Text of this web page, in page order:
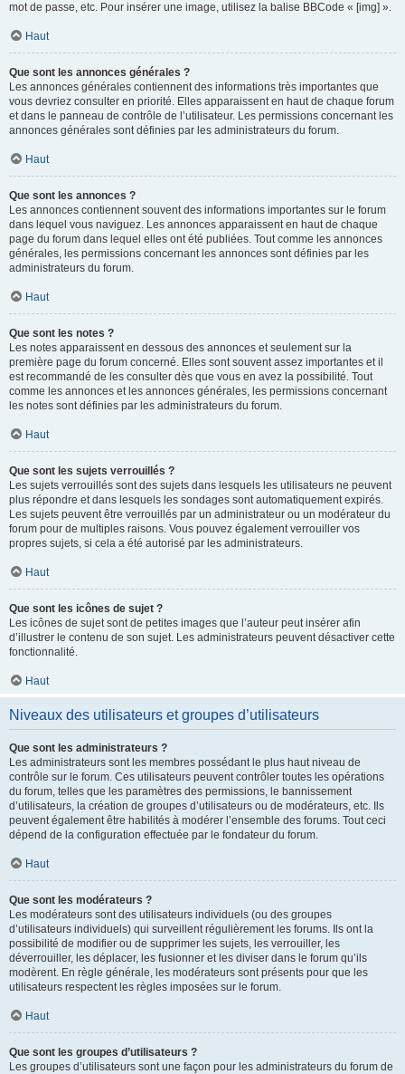
mot de passe, etc. Pour insérer une image, utilisez la balise BBCode « [img] ».
Haut
Que sont les annonces générales ?
Les annonces générales contiennent des informations très importantes que
vous devriez consulter en priorité. Elles apparaissent en haut de chaque forum
et dans le panneau de contrôle de l’utilisateur. Les permissions concernant les
annonces générales sont définies par les administrateurs du forum.
Haut
Que sont les annonces ?
Les annonces contiennent souvent des informations importantes sur le forum
dans lequel vous naviguez. Les annonces apparaissent en haut de chaque
page du forum dans lequel elles ont été publiées. Tout comme les annonces
générales, les permissions concernant les annonces sont définies par les
administrateurs du forum.
Haut
Que sont les notes ?
Les notes apparaissent en dessous des annonces et seulement sur la
première page du forum concerné. Elles sont souvent assez importantes et il
est recommandé de les consulter dès que vous en avez la possibilité. Tout
comme les annonces et les annonces générales, les permissions concernant
les notes sont définies par les administrateurs du forum.
Haut
Que sont les sujets verrouillés ?
Les sujets verrouillés sont des sujets dans lesquels les utilisateurs ne peuvent
plus répondre et dans lesquels les sondages sont automatiquement expirés.
Les sujets peuvent être verrouillés par un administrateur ou un modérateur du
forum pour de multiples raisons. Vous pouvez également verrouiller vos
propres sujets, si cela a été autorisé par les administrateurs.
Haut
Que sont les icônes de sujet ?
Les icônes de sujet sont de petites images que l’auteur peut insérer afin
d’illustrer le contenu de son sujet. Les administrateurs peuvent désactiver cette
fonctionnalité.
Haut
Niveaux des utilisateurs et groupes d’utilisateurs
Que sont les administrateurs ?
Les administrateurs sont les membres possédant le plus haut niveau de
contrôle sur le forum. Ces utilisateurs peuvent contrôler toutes les opérations
du forum, telles que les paramètres des permissions, le bannissement
d’utilisateurs, la création de groupes d’utilisateurs ou de modérateurs, etc. Ils
peuvent également être habilités à modérer l’ensemble des forums. Tout ceci
dépend de la configuration effectuée par le fondateur du forum.
Haut
Que sont les modérateurs ?
Les modérateurs sont des utilisateurs individuels (ou des groupes
d’utilisateurs individuels) qui surveillent régulièrement les forums. Ils ont la
possibilité de modifier ou de supprimer les sujets, les verrouiller, les
déverrouiller, les déplacer, les fusionner et les diviser dans le forum qu’ils
modèrent. En règle générale, les modérateurs sont présents pour que les
utilisateurs respectent les règles imposées sur le forum.
Haut
Que sont les groupes d’utilisateurs ?
Les groupes d’utilisateurs sont une façon pour les administrateurs du forum de